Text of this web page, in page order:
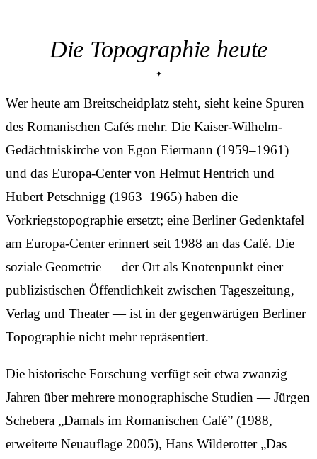
Die Topographie heute
Wer heute am Breitscheidplatz steht, sieht keine Spuren
des Romanischen Cafés mehr. Die Kaiser-Wilhelm-
Gedächtniskirche von Egon Eiermann (1959–1961)
und das Europa-Center von Helmut Hentrich und
Hubert Petschnigg (1963–1965) haben die
Vorkriegstopographie ersetzt; eine Berliner Gedenktafel
am Europa-Center erinnert seit 1988 an das Café. Die
soziale Geometrie — der Ort als Knotenpunkt einer
publizistischen Öffentlichkeit zwischen Tageszeitung,
Verlag und Theater — ist in der gegenwärtigen Berliner
Topographie nicht mehr repräsentiert.
Die historische Forschung verfügt seit etwa zwanzig
Jahren über mehrere monographische Studien — Jürgen
Schebera „Damals im Romanischen Café” (1988,
erweiterte Neuauflage 2005), Hans Wilderotter „Das